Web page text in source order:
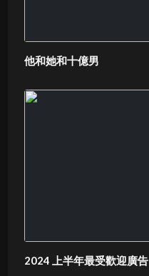
他和她和十億男
2024 上半年最受歡迎廣告